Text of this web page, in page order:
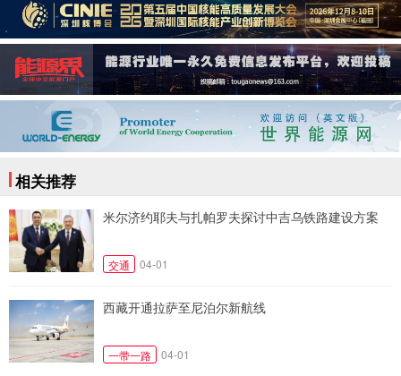
相关推荐
米尔济约耶夫与扎帕罗夫探讨中吉乌铁路建设方案
交通 04-01
西藏开通拉萨至尼泊尔新航线
一带一路 04-01